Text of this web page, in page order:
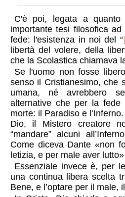
C'è poi, legata a quanto
importante tesi filosofica
fede: l'esistenza in noi del “
libertà del volere, della
che la Scolastica chiamava
Se l'uomo non fosse
senso il Cristianesimo, che
umana, né avrebbero
alternative che per la
morte: il Paradiso e
Dio, il Mistero creatore
“mandare” alcuni
Come diceva Dante «non
letizia, e per male aver lutto»
Essenziale invece è, per
una continua libera scelta
Bene, e l’optare per il male,